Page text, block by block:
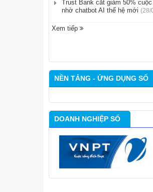
Trust Bank cắt giảm 50%
nhờ chatbot AI thế hệ mới (28/
Xem tiếp
NỀN TẢNG - ỨNG DỤNG SỐ
DOANH NGHIỆP SỐ